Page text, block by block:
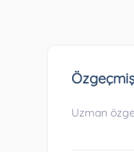
Özgeçmiş
Uzman